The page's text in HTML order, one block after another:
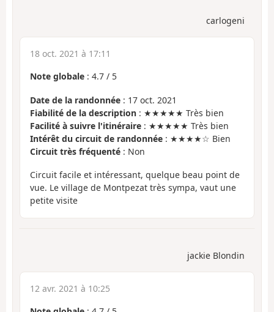
carlogeni
18 oct. 2021 à 17:11
Note globale : 4.7 / 5
Date de la randonnée : 17 oct. 2021
Fiabilité de la description : ★★★★★ Très bien
Facilité à suivre l'itinéraire : ★★★★★ Très bien
Intérêt du circuit de randonnée : ★★★★☆ Bien
Circuit très fréquenté : Non
Circuit facile et intéressant, quelque beau point de
vue. Le village de Montpezat très sympa, vaut une
petite visite
jackie Blondin
12 avr. 2021 à 10:25